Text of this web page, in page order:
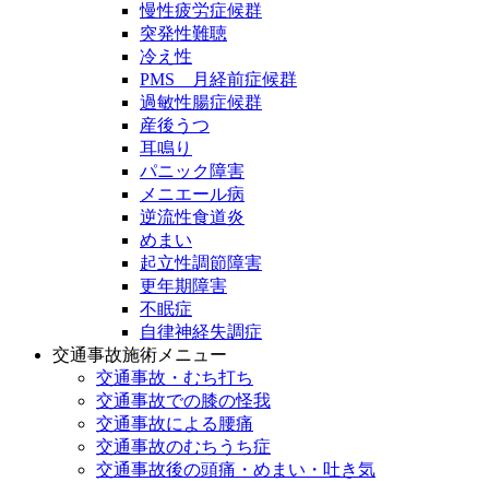
慢性疲労症候群
突発性難聴
冷え性
PMS 月経前症候群
過敏性腸症候群
産後うつ
耳鳴り
パニック障害
メニエール病
逆流性食道炎
めまい
起立性調節障害
更年期障害
不眠症
自律神経失調症
交通事故施術メニュー
交通事故・むち打ち
交通事故での膝の怪我
交通事故による腰痛
交通事故のむちうち症
交通事故後の頭痛・めまい・吐き気